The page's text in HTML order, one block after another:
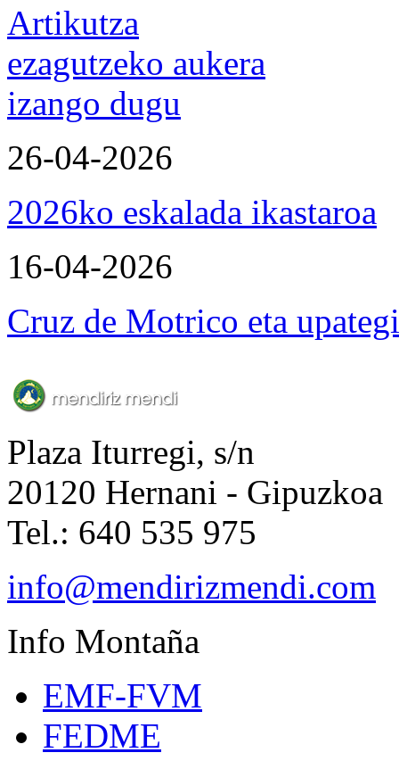
Artikutza
ezagutzeko aukera
izango dugu
26-04-2026
2026ko eskalada ikastaroa
16-04-2026
Cruz de Motrico eta
Plaza Iturregi, s/n
20120 Hernani - Gipuzkoa
Tel.: 640 535 975
info@mendirizmendi.com
Info Montaña
EMF-FVM
FEDME